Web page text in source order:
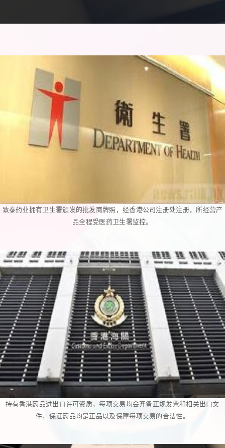
致泰药业拥有卫生署颁发的批发商牌照，经香港公司注册处注册，所经营产
品全程受医药卫生署监控。
持有香港药品进出口许可资质，每项交易均会齐备正规发票和相关出口文
件，保证药品均是正品以及保障每项交易的合法性。